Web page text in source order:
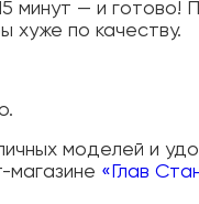
минут — и готово!
хуже по качеству.
моделей и
магазине «Глав